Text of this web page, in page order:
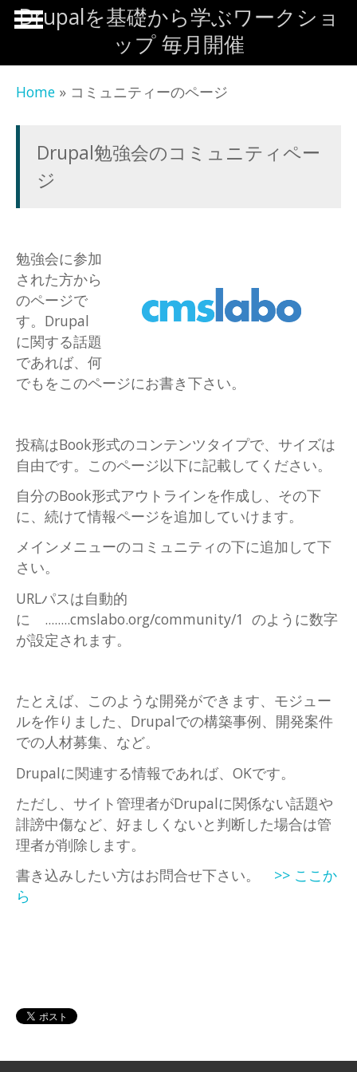
Skip to main content
Drupalを基礎から学ぶワークショ
ップ 毎月開催
Home » コミュニティーのページ
Drupal勉強会のコミュニティペー
ジ
勉強会に参加
された方から
のページで
す。Drupal
に関する話題
であれば、何
でもをこのページにお書き下さい。
投稿はBook形式のコンテンツタイプで、サイズは
自由です。このページ以下に記載してください。
自分のBook形式アウトラインを作成し、その下
に、続けて情報ページを追加していけます。
メインメニューのコミュニティの下に追加して下
さい。
URLパスは自動的
に ........cmslabo.org/community/1 のように数字
が設定されます。
たとえば、このような開発ができます、モジュー
ルを作りました、Drupalでの構築事例、開発案件
での人材募集、など。
Drupalに関連する情報であれば、OKです。
ただし、サイト管理者がDrupalに関係ない話題や
誹謗中傷など、好ましくないと判断した場合は管
理者が削除します。
書き込みしたい方はお問合せ下さい。 >> ここか
ら